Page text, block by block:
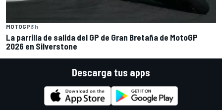
MOTOGP3 h
La parrilla de salida del GP de Gran Bretaña de MotoGP
2026 en Silverstone
Descarga tus apps